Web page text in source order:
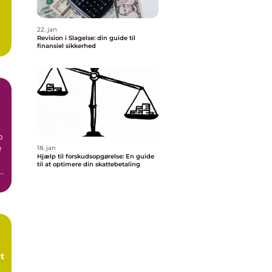
22. jan
Revision i Slagelse: din guide til
finansiel sikkerhed
18. jan
Hjælp til forskudsopgørelse: En guide
til at optimere din skattebetaling